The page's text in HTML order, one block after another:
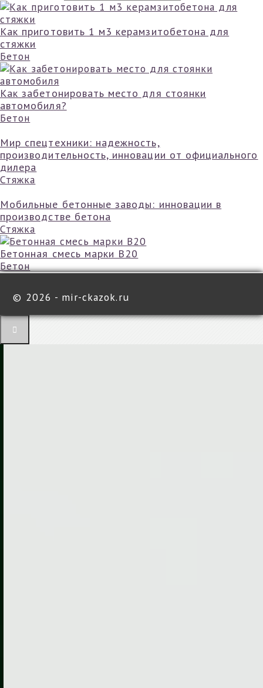
Как приготовить 1 м3 керамзитобетона для
стяжки
Бетон
Как забетонировать место для стоянки
автомобиля?
Бетон
Мир спецтехники: надежность,
производительность, инновации от официального
дилера
Стяжка
Мобильные бетонные заводы: инновации в
производстве бетона
Стяжка
Бетонная смесь марки B20
Бетон
© 2026 - mir-ckazok.ru